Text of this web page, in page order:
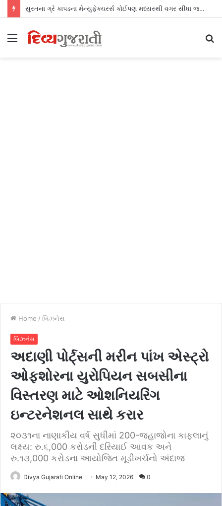
સુરતના ગ્રે કાપડના મેન્યુફેક્ચરર્સ કોઈપણ મધ્યસ્થી વગર સીધા જ શ્રીલંકાના આધુનિક ગારમેન્ટ યુનિટ્સને ફેબ્રિક એક્સપોર્ટ કરી શકશે
Menu
Home / બિઝનેસ
બિઝનેસ
અદાણી પોર્ટ્સની મરીન પાંખ એસ્ટ્રો
ઓફશોરના યુરોપિયન સબસીના
વિસ્તરણ માટે ઓશનિયરિંગ
ઇન્ટરનેશનલ સાથે કરાર
૨૦૩૧ના નાણાકીય વર્ષ સુધીમાં 200-જહાજોના કાફલાનું
લક્ષ્ય: રુ.૬,000 કરોડની દરિયાઈ આવક અને
રુ.૧૩,000 કરોડના આયોજિત મૂડીખર્ચનો અંદાજ
Divya Gujarati Online May 12, 2026 0